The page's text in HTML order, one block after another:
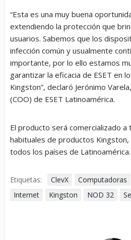
“Esta es una muy buena
extendiendo la protección que
usuarios. Sabemos que los
infección común y usualmente
importante, por lo ello estamos
garantizar la eficacia de ESET en
Kingston”, declaró Jerónimo
(COO) de ESET Latinoamérica.
El producto será comercializado a
habituales de productos
todos los países de Latinoamérica.
Etiquetas: ClevX Computadoras
Internet
Kingston NOD 32